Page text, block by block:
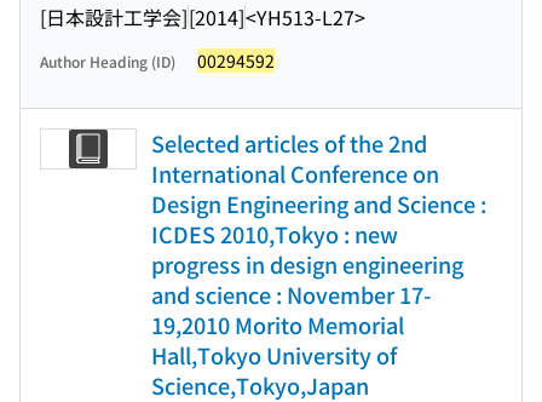
[日本設計工学会][2014]<YH513-L27>
Author Heading (ID) 00294592
Selected articles of the 2nd
International Conference on
Design Engineering and Science :
ICDES 2010,Tokyo : new
progress in design engineering
and science : November 17-
19,2010 Morito Memorial
Hall,Tokyo University of
Science,Tokyo,Japan